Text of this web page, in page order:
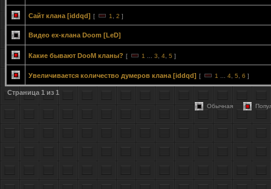
Сайт клана [iddqd] [ 1 2 ]
Видео ex-клана Doom [LeD]
Какие бывают DooM кланы? [ 1 3 4 5 ]
Увеличивается количество думеров клана [iddqd] [ 1 4 5 6 ]
Страница 1из 1
Обычная